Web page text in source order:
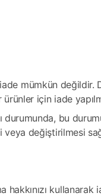
mümkün değildir.
için iade
bu
değiştirilmesi
hakkınızı kullanarak